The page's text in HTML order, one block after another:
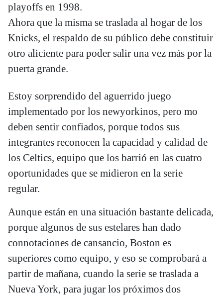
playoffs en 1998.
Ahora que la misma se traslada al hogar de los
Knicks, el respaldo de su público debe constituir
otro aliciente para poder salir una vez más por la
puerta grande.
Estoy sorprendido del aguerrido juego
implementado por los newyorkinos, pero mo
deben sentir confiados, porque todos sus
integrantes reconocen la capacidad y calidad de
los Celtics, equipo que los barrió en las cuatro
oportunidades que se midieron en la serie
regular.
Aunque están en una situación bastante delicada,
porque algunos de sus estelares han dado
connotaciones de cansancio, Boston es
superiores como equipo, y eso se comprobará a
partir de mañana, cuando la serie se traslada a
Nueva York, para jugar los próximos dos